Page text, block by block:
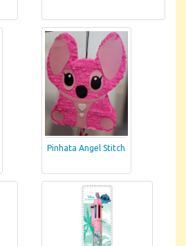
Pinhata Angel Stitch